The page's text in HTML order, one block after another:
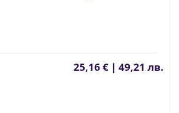
25,16 € | 49,21 лв.